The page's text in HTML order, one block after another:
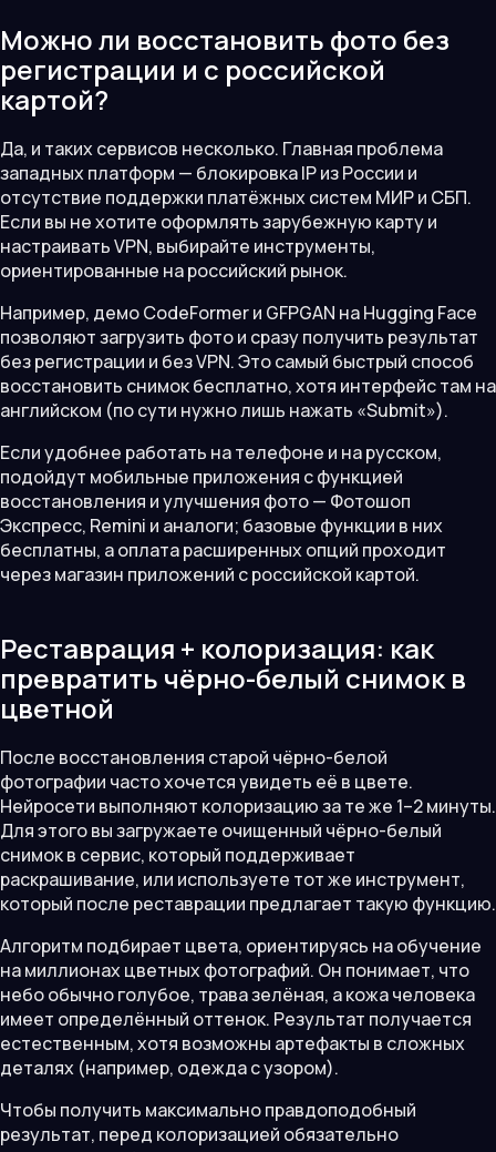
Можно ли восстановить фото без
регистрации и с российской
картой?
Да, и таких сервисов несколько. Главная проблема
западных платформ — блокировка IP из России и
отсутствие поддержки платёжных систем МИР и СБП.
Если вы не хотите оформлять зарубежную карту и
настраивать VPN, выбирайте инструменты,
ориентированные на российский рынок.
Например, демо CodeFormer и GFPGAN на Hugging Face
позволяют загрузить фото и сразу получить результат
без регистрации и без VPN. Это самый быстрый способ
восстановить снимок бесплатно, хотя интерфейс там на
английском (по сути нужно лишь нажать «Submit»).
Если удобнее работать на телефоне и на русском,
подойдут мобильные приложения с функцией
восстановления и улучшения фото — Фотошоп
Экспресс, Remini и аналоги; базовые функции в них
бесплатны, а оплата расширенных опций проходит
через магазин приложений с российской картой.
Реставрация + колоризация: как
превратить чёрно-белый снимок в
цветной
После восстановления старой чёрно-белой
фотографии часто хочется увидеть её в цвете.
Нейросети выполняют колоризацию за те же 1–2 минуты.
Для этого вы загружаете очищенный чёрно-белый
снимок в сервис, который поддерживает
раскрашивание, или используете тот же инструмент,
который после реставрации предлагает такую функцию.
Алгоритм подбирает цвета, ориентируясь на обучение
на миллионах цветных фотографий. Он понимает, что
небо обычно голубое, трава зелёная, а кожа человека
имеет определённый оттенок. Результат получается
естественным, хотя возможны артефакты в сложных
деталях (например, одежда с узором).
Чтобы получить максимально правдоподобный
результат, перед колоризацией обязательно